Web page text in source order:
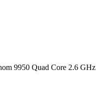
9950 Quad Core 2.6 GHz